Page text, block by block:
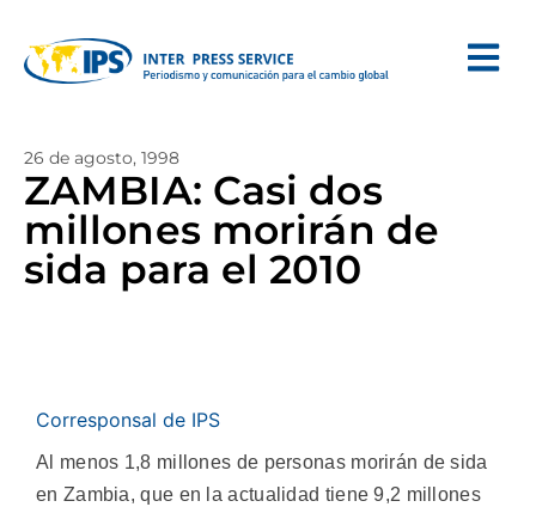
26 de agosto, 1998
ZAMBIA: Casi dos
millones morirán de
sida para el 2010
Corresponsal de IPS
Al menos 1,8 millones de personas morirán de sida
en Zambia, que en la actualidad tiene 9,2 millones